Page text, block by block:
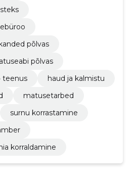
põlvas
põlvas
teenus
haud ja kalmistu
matusetarbed
surnu korrastamine
korraldamine